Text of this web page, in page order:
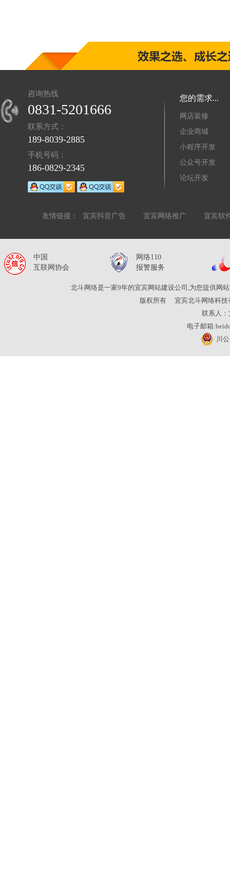
咨询热线
0831-5201666
联系方式：
189-8039-2885
手机号码：
186-0829-2345
您的需求...
网店装修
企业商城
小程序开发
公众号开发
论坛开发
友情链接： 宜宾抖音广告 宜宾网络推广 宜宾软
中国
互联网协会
网络110
报警服务
北斗网络是一家9年的宜宾网站建设公司,为您提供网
版权所有
宜宾北斗网络科技
联系人：
电子邮箱
川